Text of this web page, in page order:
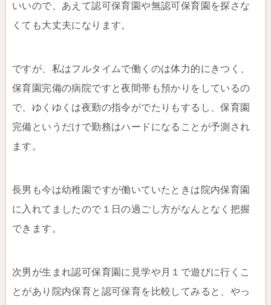
いいので、あえて認可保育園や無認可保育園を探さな
くても大丈夫になります。
ですが、私はフルタイムで働くのは体力的にきつく、
保育園完備の病院ですと夜間帯も預かりをしているの
で、ゆくゆくは夜勤の指令がでたりもするし、保育園
完備というだけで勤務はハードになることが予測され
ます。
長男も今は幼稚園ですが働いていたときは院内保育園
に入れてましたので１日の過ごし方がなんとなく把握
できます。
次男が生まれ認可保育園に見学や月１で遊びに行くこ
とがあり院内保育と認可保育を比較してみると、やっ